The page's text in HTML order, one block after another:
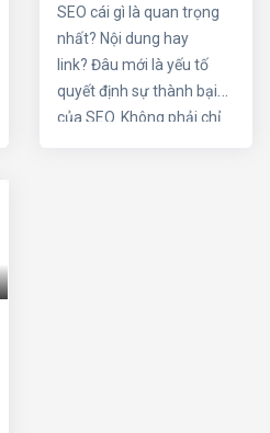
SEO cái gì là quan trọng
nhất? Nội dung hay
link? Đâu mới là yếu tố
quyết định sự thành bại
của SEO. Không phải chỉ